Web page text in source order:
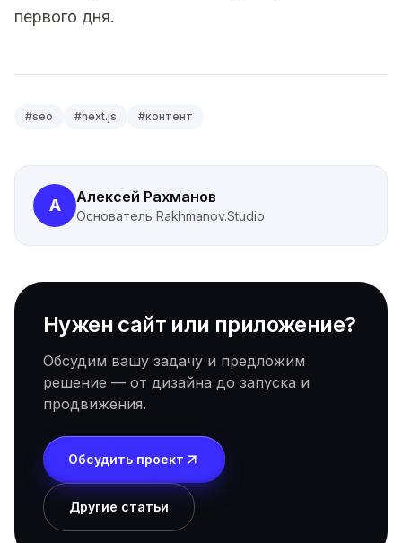
первого дня.
#seo #next.js #контент
А Алексей Рахманов
Основатель Rakhmanov.Studio
Нужен сайт или приложение?
Обсудим вашу задачу и предложим
решение — от дизайна до запуска и
продвижения.
Обсудить проект
Другие статьи